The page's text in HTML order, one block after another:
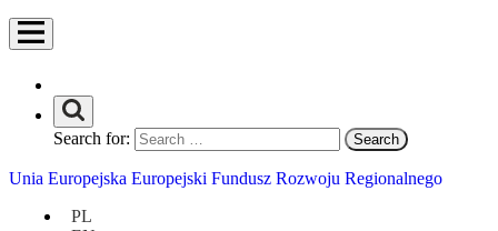
Search for:
Unia Europejska Europejski Fundusz Rozwoju Regionalnego
PL
How we work?
Personalization
Uncategorized